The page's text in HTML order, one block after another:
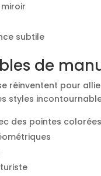
subtile
de
réinventent pour
styles
des pointes colorées